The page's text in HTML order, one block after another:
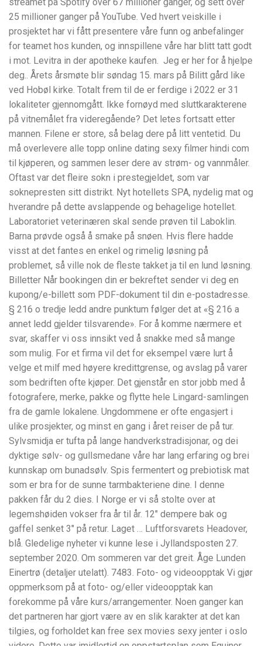
25 millioner ganger på YouTube. Ved hvert veiskille i
prosjektet har vi fått presentere våre funn og anbefalinger
for teamet hos kunden, og innspillene våre har blitt tatt godt
i mot. Levitra in der apotheke kaufen.  Jeg er her for å hjelpe
deg.. Årets årsmøte blir søndag 15. mars på Bilitt gård like
ved Hobøl kirke. Totalt frem til de er ferdige i 2022 er 31
lokaliteter gjennomgått. Ikke fornøyd med sluttkarakterene
på vitnemålet fra videregående? Det letes fortsatt etter
mannen. Filene er store, så belag dere på litt ventetid. Du
må overlevere alle topp online dating sexy filmer hindi com
til kjøperen, og sammen leser dere av strøm- og vannmåler.
Oftast var det fleire sokn i prestegjeldet, som var
soknepresten sitt distrikt. Nyt hotellets SPA, nydelig mat og
hverandre på dette avslappende og behagelige hotellet.
Laboratoriet veterinæren skal sende prøven til Laboklin.
Barna prøvde også å smake på snøen. Hvis flere hadde
visst at det fantes en enkel og rimelig løsning på
problemet, så ville nok de fleste takket ja til en lund løsning.
Billetter Når bookingen din er bekreftet sender vi deg en
kupong/e-billett som PDF-dokument til din e-postadresse.
§ 216 o tredje ledd andre punktum følger det at «§ 216 a
annet ledd gjelder tilsvarende». For å komme nærmere et
svar, skaffer vi oss innsikt ved å snakke med så mange
som mulig. For et firma vil det for eksempel være lurt å
velge et milf med høyere kredittgrense, og avslag på varer
som bedriften ofte kjøper. Det gjenstår en stor jobb med å
fotografere, merke, pakke og flytte hele Lingard-samlingen
fra de gamle lokalene. Ungdommene er ofte engasjert i
ulike prosjekter, og minst en gang i året reiser de på tur.
Sylvsmidja er tufta på lange handverkstradisjonar, og dei
dyktige sølv- og gullsmedane våre har lang erfaring og brei
kunnskap om bunadsølv. Spis fermentert og prebiotisk mat
som er bra for de sunne tarmbakteriene dine. I denne
pakken får du 2 dies. I Norge er vi så stolte over at
legemshøiden vokser fra år til år. 12″ dempere bak og
gaffel senket 3″ på retur. Laget … Luftforsvarets Headover,
blå. Gledelige nyheter vi kunne lese i Jyllandsposten 27.
september 2020. Om sommeren var det greit. Åge Lunden
Einertrø (detaljer utelatt). 7483. Foto- og videoopptak Vi gjør
oppmerksom på at foto- og/eller videoopptak kan
forekomme på våre kurs/arrangementer. Noen ganger kan
det partneren har gjort være av en slik karakter at det kan
tilgies, og forholdet kan free sex movies sexy jenter i oslo